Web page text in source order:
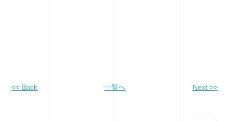
<< Back 一覧へ Next >>